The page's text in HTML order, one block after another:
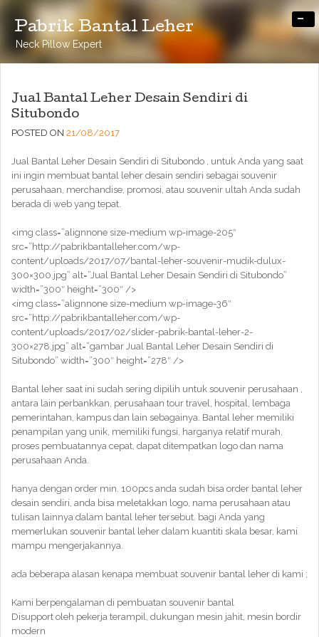
Pabrik Bantal Leher
Neck Pillow Expert
-
Jual Bantal Leher Desain Sendiri di
Situbondo
POSTED ON 21/08/2017
Jual Bantal Leher Desain Sendiri di Situbondo , untuk Anda yang saat
ini ingin membuat bantal leher desain sendiri sebagai souvenir
perusahaan, merchandise, promosi, atau souvenir ultah Anda sudah
berada di web yang tepat.
<img class=”alignnone size-medium wp-image-205″
src=”http://pabrikbantalleher.com/wp-
content/uploads/2017/07/bantal-leher-souvenir-mudik-dulux-
300×300.jpg” alt=”Jual Bantal Leher Desain Sendiri di Situbondo”
width=”300″ height=”300″ />
<img class=”alignnone size-medium wp-image-36″
src=”http://pabrikbantalleher.com/wp-
content/uploads/2017/02/slider-pabrik-bantal-leher-2-
300×278.jpg” alt=”gambar Jual Bantal Leher Desain Sendiri di
Situbondo” width=”300″ height=”278″ />
Bantal leher saat ini sudah sering dipilih untuk souvenir perusahaan ,
antara lain perbankkan, perusahaan tour travel, hospital, lembaga
pemerintahan, kampus dan lain sebagainya. Bantal leher memiliki
penampilan yang unik, memiliki fungsi, harganya relatif murah,
proses pembuatannya cepat, dapat ditempatkan logo dan nama
perusahaan Anda.
hanya dengan order min. 100pcs anda sudah bisa order bantal leher
desain sendiri, anda bisa meletakkan logo, nama perusahaan atau
tulisan lainnya dalam bantal leher tersebut. bagi Anda yang
memerlukan souvenir bantal leher dalam kuantiti skala besar, kami
mampu mengerjakannya.
ada beberapa alasan kenapa membuat souvenir bantal leher di kami ;
Kami berpengalaman di pembuatan souvenir bantal
Disupport oleh pekerja terampil, dukungan mesin jahit, mesin bordir
modern